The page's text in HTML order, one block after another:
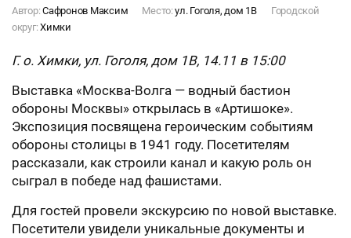
Автор:Сафронов Максим Место:ул. Гоголя, дом 1В
Городской
округ:Химки
Г. о. Химки, ул. Гоголя, дом 1В, 14.11 в 15:00
Выставка «Москва-Волга — водный бастион
обороны Москвы» открылась в «Артишоке».
Экспозиция посвящена героическим событиям
обороны столицы в 1941 году. Посетителям
рассказали, как строили канал и какую роль он
сыграл в победе над фашистами.
Для гостей провели экскурсию по новой выставке.
Посетители увидели уникальные документы и